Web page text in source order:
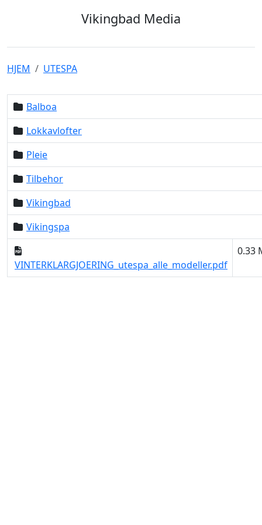
Vikingbad Media
HJEM UTESPA
Balboa
Lokkavlofter
Pleie
Tilbehor
Vikingbad
Vikingspa
VINTERKLARGJOERING_utespa_alle_modeller.pdf
0.33